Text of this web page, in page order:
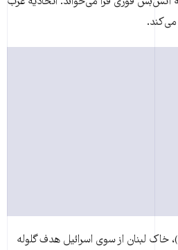
می‌کند.
۲۳ تیر (۱۴ ژوئیه)، خاک لبنان از سوی اسرائیل هدف گلوله